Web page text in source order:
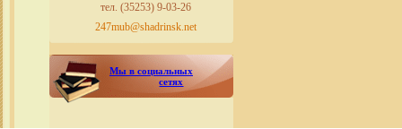
тел. (35253) 9-03-26
247mub@shadrinsk.net
Мы в социальных
сетях